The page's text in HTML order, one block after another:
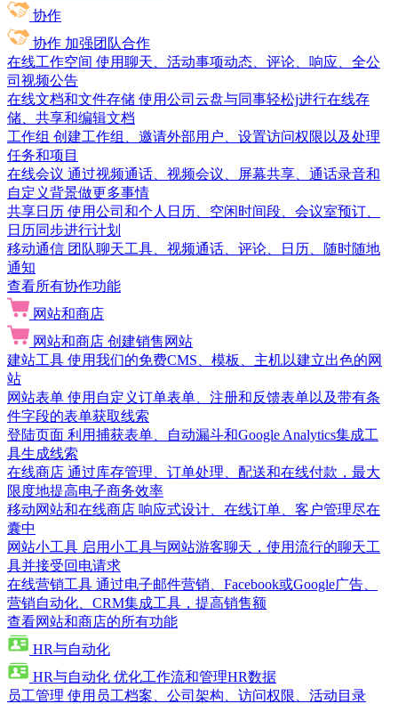
协作
协作 加强团队合作
在线工作空间 使用聊天、活动事项动态、评论、响应、全公
司视频公告
在线文档和文件存储 使用公司云盘与同事轻松j进行在线存
储、共享和编辑文档
工作组 创建工作组、邀请外部用户、设置访问权限以及处理
任务和项目
在线会议 通过视频通话、视频会议、屏幕共享、通话录音和
自定义背景做更多事情
共享日历 使用公司和个人日历、空闲时间段、会议室预订、
日历同步进行计划
移动通信 团队聊天工具、视频通话、评论、日历、随时随地
通知
查看所有协作功能
网站和商店
网站和商店 创建销售网站
建站工具 使用我们的免费CMS、模板、主机以建立出色的网
站
网站表单 使用自定义订单表单、注册和反馈表单以及带有条
件字段的表单获取线索
登陆页面 利用捕获表单、自动漏斗和Google Analytics集成工
具生成线索
在线商店 通过库存管理、订单处理、配送和在线付款，最大
限度地提高电子商务效率
移动网站和在线商店 响应式设计、在线订单、客户管理尽在
囊中
网站小工具 启用小工具与网站游客聊天，使用流行的聊天工
具并接受回电请求
在线营销工具 通过电子邮件营销、Facebook或Google广告、
营销自动化、CRM集成工具，提高销售额
查看网站和商店的所有功能
HR与自动化
HR与自动化 优化工作流和管理HR数据
员工管理 使用员工档案、公司架构、访问权限、活动目录